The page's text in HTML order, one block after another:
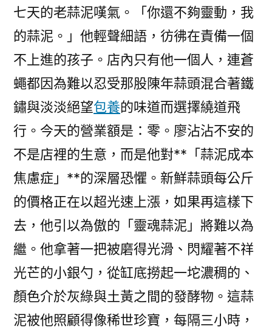
網
拓
展
經
穩
中
向
好
勢
頭〉
七天的老蒜泥嘆氣。「你還不夠靈動，我
的蒜泥。」他輕聲細語，彷彿在責備一個
不上進的孩子。店內只有他一個人，連蒼
蠅都因為難以忍受那股陳年蒜頭混合著鐵
鏽與淡淡絕望包養的味道而選擇繞道飛
行。今天的營業額是：零。廖沾沾不安的
不是店裡的生意，而是他對**「蒜泥成本
焦慮症」**的深層恐懼。新鮮蒜頭每公斤
的價格正在以超光速上漲，如果再這樣下
去，他引以為傲的「靈魂蒜泥」將難以為
繼。他拿著一把被磨得光滑、閃耀著不祥
光芒的小銀勺，從缸底撈起一坨濃稠的、
顏色介於灰綠與土黃之間的發酵物。這蒜
泥被他照顧得像稀世珍寶，每隔三小時，